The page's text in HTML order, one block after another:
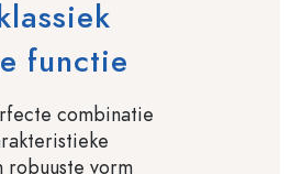
functie
combinatie
robuuste vorm